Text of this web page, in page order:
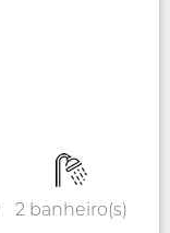
2 banheiro(s)